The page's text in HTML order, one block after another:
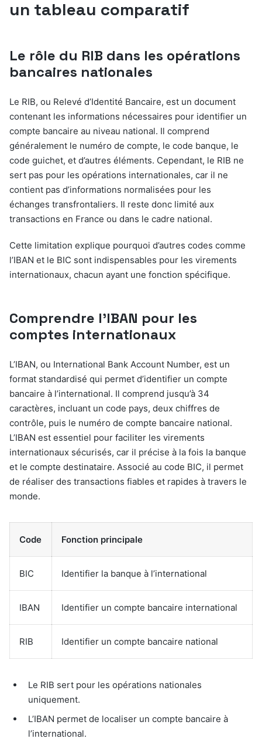
un tableau comparatif
Le rôle du RIB dans les opérations
bancaires nationales
Le RIB, ou Relevé d’Identité Bancaire, est un document
contenant les informations nécessaires pour identifier un
compte bancaire au niveau national. Il comprend
généralement le numéro de compte, le code banque, le
code guichet, et d’autres éléments. Cependant, le RIB ne
sert pas pour les opérations internationales, car il ne
contient pas d’informations normalisées pour les
échanges transfrontaliers. Il reste donc limité aux
transactions en France ou dans le cadre national.
Cette limitation explique pourquoi d’autres codes comme
l’IBAN et le BIC sont indispensables pour les virements
internationaux, chacun ayant une fonction spécifique.
Comprendre l’IBAN pour les
comptes internationaux
L’IBAN, ou International Bank Account Number, est un
format standardisé qui permet d’identifier un compte
bancaire à l’international. Il comprend jusqu’à 34
caractères, incluant un code pays, deux chiffres de
contrôle, puis le numéro de compte bancaire national.
L’IBAN est essentiel pour faciliter les virements
internationaux sécurisés, car il précise à la fois la banque
et le compte destinataire. Associé au code BIC, il permet
de réaliser des transactions fiables et rapides à travers le
monde.
Code Fonction principale
BIC Identifier la banque à l’international
IBAN Identifier un compte bancaire international
RIB Identifier un compte bancaire national
Le RIB sert pour les opérations nationales
uniquement.
L’IBAN permet de localiser un compte bancaire à
l’international.